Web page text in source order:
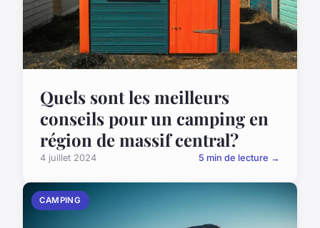
Quels sont les meilleurs
conseils pour un camping en
région de massif central?
4 juillet 2024 5 min de lecture →
CAMPING